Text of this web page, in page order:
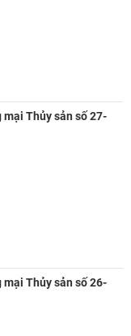
Thủy sản số 27-
Thủy sản số 26-